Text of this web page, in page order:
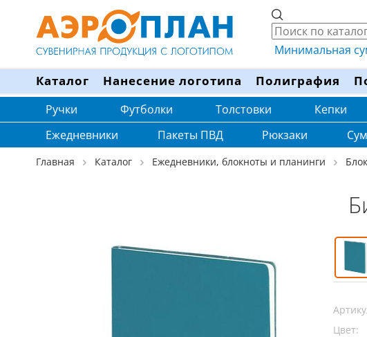
Минимальная
Каталог Нанесение логотипа Полиграфия
Ручки Футболки Толстовки Кепки
Ежедневники
Пакеты ПВД Рюкзаки
Главная Каталог Ежедневники, блокноты и планинги
Цвет: